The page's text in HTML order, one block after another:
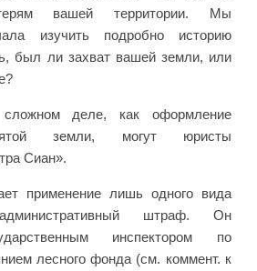
вашей территории. Мы
изучить подробно историю
был ли захват вашей земли, или
деле, как оформление
земли, могут юристы
Сиан».
применение лишь одного вида
штраф. Он
инспектором по
лесного фонда (см. коммент. к